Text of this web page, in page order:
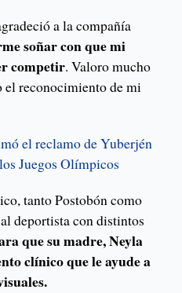
a la compañía
soñar con que mi
competir. Valoro mucho
el reconocimiento de mi
el reclamo de Yuberjén
Juegos Olímpicos
tanto Postobón como
deportista con distintos
que su madre, Neyla
clínico que le ayude a